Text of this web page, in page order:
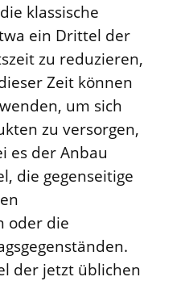
klassische
ein Drittel der
zu reduzieren,
Zeit können
um sich
zu versorgen,
es der Anbau
die gegenseitige
oder die
der jetzt üblichen